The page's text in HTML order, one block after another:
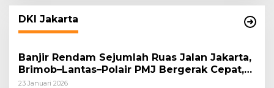
DKI Jakarta
Banjir Rendam Sejumlah Ruas Jalan Jakarta,
Brimob–Lantas–Polair PMJ Bergerak Cepat,
Polri Siagakan 128.247 Personel Secara
23 Januari 2026